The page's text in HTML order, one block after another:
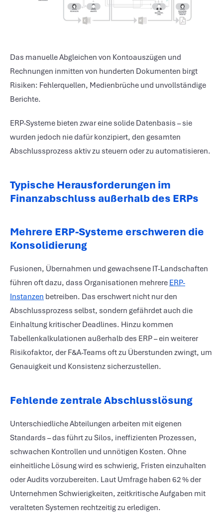
Das manuelle Abgleichen von Kontoauszügen und
Rechnungen inmitten von hunderten Dokumenten birgt
Risiken: Fehlerquellen, Medienbrüche und unvollständige
Berichte.
ERP-Systeme bieten zwar eine solide Datenbasis – sie
wurden jedoch nie dafür konzipiert, den gesamten
Abschlussprozess aktiv zu steuern oder zu automatisieren.
Typische Herausforderungen im
Finanzabschluss außerhalb des ERPs
Mehrere ERP-Systeme erschweren die
Konsolidierung
Fusionen, Übernahmen und gewachsene IT-Landschaften
führen oft dazu, dass Organisationen mehrere ERP-
Instanzen betreiben. Das erschwert nicht nur den
Abschlussprozess selbst, sondern gefährdet auch die
Einhaltung kritischer Deadlines. Hinzu kommen
Tabellenkalkulationen außerhalb des ERP – ein weiterer
Risikofaktor, der F&A-Teams oft zu Überstunden zwingt, um
Genauigkeit und Konsistenz sicherzustellen.
Fehlende zentrale Abschlusslösung
Unterschiedliche Abteilungen arbeiten mit eigenen
Standards – das führt zu Silos, ineffizienten Prozessen,
schwachen Kontrollen und unnötigen Kosten. Ohne
einheitliche Lösung wird es schwierig, Fristen einzuhalten
oder Audits vorzubereiten. Laut Umfrage haben 62 % der
Unternehmen Schwierigkeiten, zeitkritische Aufgaben mit
veralteten Systemen rechtzeitig zu erledigen.